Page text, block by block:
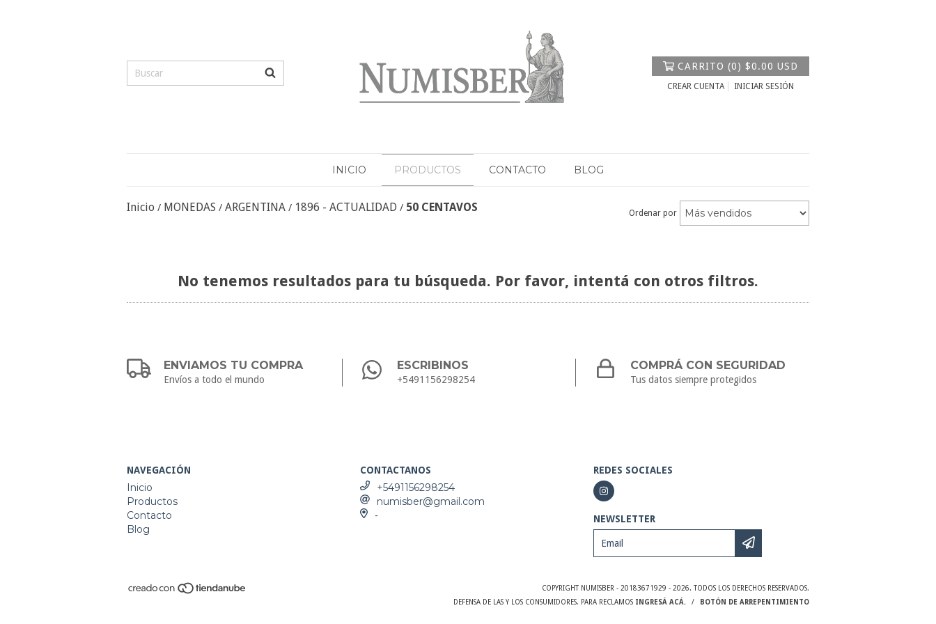
CARRITO (0) $0.00 USD
CREAR CUENTA INICIAR SESIÓN
INICIO PRODUCTOS CONTACTO BLOG
Inicio / MONEDAS / ARGENTINA / 1896 - ACTUALIDAD / 50 CENTAVOS Ordenar por
No tenemos resultados para tu búsqueda. Por favor, intentá con otros filtros.
ENVIAMOS TU COMPRA
Envíos a todo el mundo
ESCRIBINOS
+5491156298254
COMPRÁ CON SEGURIDAD
Tus datos siempre protegidos
NAVEGACIÓN
Inicio
Productos
Contacto
Blog
CONTACTANOS
+5491156298254
numisber@gmail.com
-
REDES SOCIALES
NEWSLETTER
COPYRIGHT NUMISBER - 20183671929 - 2026. TODOS LOS DERECHOS RESERVADOS.
DEFENSA DE LAS Y LOS CONSUMIDORES. PARA RECLAMOS INGRESÁ ACÁ. / BOTÓN DE ARREPENTIMIENTO